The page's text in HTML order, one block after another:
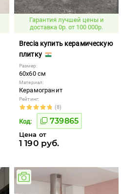
Гарантия лучшей цены и
доставка 0р. от 100 000р.
Brecia купить керамическую
плитку
Размер:
60x60 см
Материал:
Керамогранит
Рейтинг:
(8)
Код: 739865
Цена от
1 190 руб.